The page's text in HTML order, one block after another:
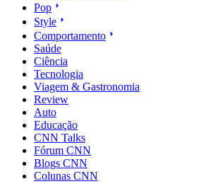
Pop
Style
Comportamento
Saúde
Ciência
Tecnologia
Viagem & Gastronomia
Review
Auto
Educação
CNN Talks
Fórum CNN
Blogs CNN
Colunas CNN